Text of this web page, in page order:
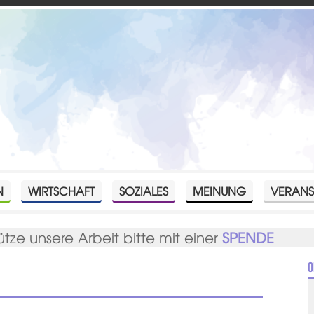
WIRTSCHAFT SOZIALES MEINUNG
unsere Arbeit bitte mit einerSPENDE